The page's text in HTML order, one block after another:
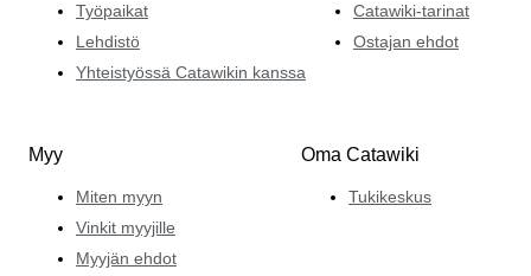
Työpaikat
Lehdistö
Yhteistyössä Catawikin kanssa
Catawiki-tarinat
Ostajan ehdot
Myy
Miten myyn
Vinkit myyjille
Myyjän ehdot
Oma Catawiki
Tukikeskus